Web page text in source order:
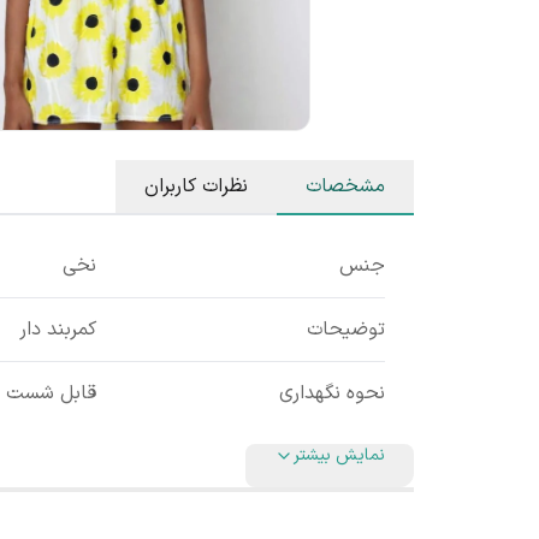
مشخصات نظرات کاربران
جنس نخی
توضیحات کمربند دار
نحوه نگهداری قابل شست
نمایش بیشتر